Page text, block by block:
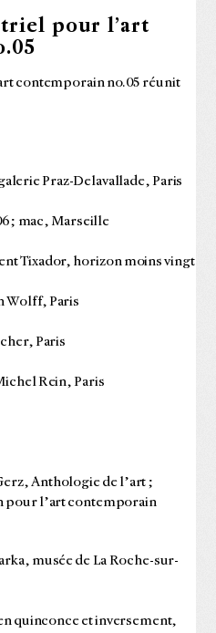
pour l’art
contemporain no.05 réunit
Praz-Delavallade, Paris
; mac, Marseille
Tixador, horizon moins vingt
Wolff, Paris
Paris
Rein, Paris
Anthologie de l’art ;
pour l’art contemporain
musée de La Roche-sur-
quinconce et inversement,